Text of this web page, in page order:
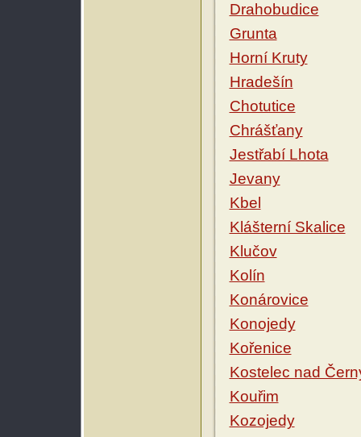
Drahobudice
Grunta
Horní Kruty
Hradešín
Chotutice
Chrášťany
Jestřabí Lhota
Jevany
Kbel
Klášterní Skalice
Klučov
Kolín
Konárovice
Konojedy
Kořenice
Kostelec nad
Kouřim
Kozojedy